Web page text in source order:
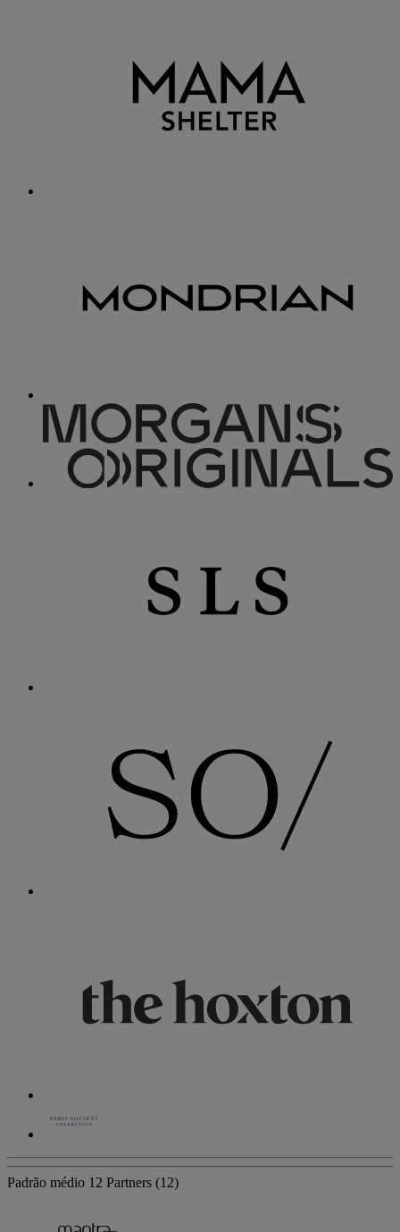
Padrão médio 12 Partners (12)